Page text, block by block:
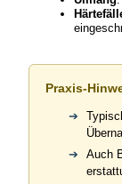
Praxis-
Auch